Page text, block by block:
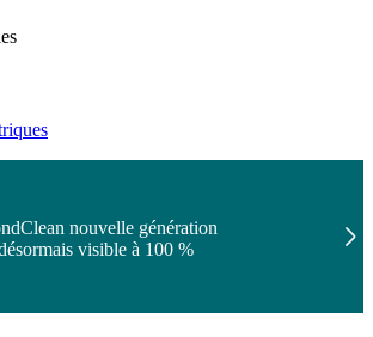
nouvelle génération
visible à 100 %